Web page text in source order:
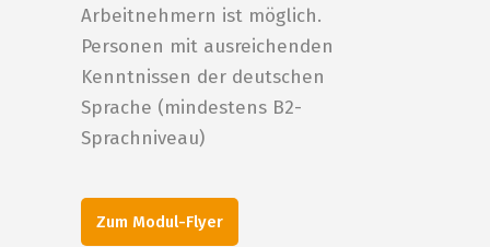
Arbeitnehmern ist möglich.
Personen mit ausreichenden
Kenntnissen der deutschen
Sprache (mindestens B2-
Sprachniveau)
Zum Modul-Flyer